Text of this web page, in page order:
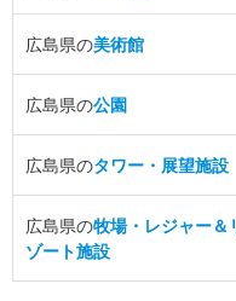
広島県の美術館
広島県の公園
広島県のタワー・展望施設
広島県の牧場・レジャー＆
ゾート施設